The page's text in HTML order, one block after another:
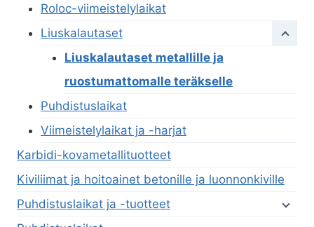
Roloc-viimeistelylaikat
Liuskalautaset
Liuskalautaset metallille ja
ruostumattomalle teräkselle
Puhdistuslaikat
Viimeistelylaikat ja -harjat
Karbidi-kovametallituotteet
Kiviliimat ja hoitoainet betonille ja luonnonkiville
Puhdistuslaikat ja -tuotteet